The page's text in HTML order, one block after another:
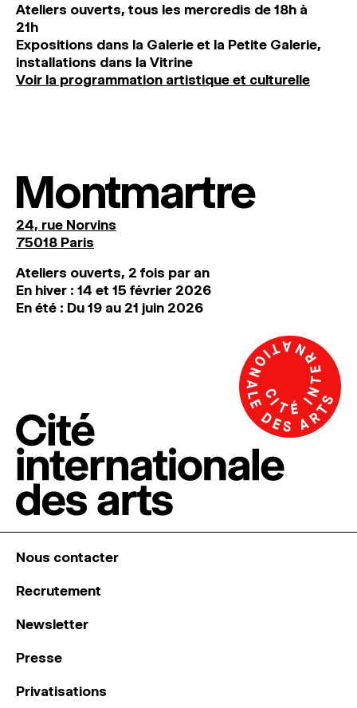
Ateliers ouverts, tous les mercredis de 18h à
21h
Expositions dans la Galerie et la Petite Galerie,
installations dans la Vitrine
Voir la programmation artistique et culturelle
Montmartre
24, rue Norvins
75018 Paris
Ateliers ouverts, 2 fois par an
En hiver : 14 et 15 février 2026
En été : Du 19 au 21 juin 2026
Nous contacter
Recrutement
Newsletter
Presse
Privatisations